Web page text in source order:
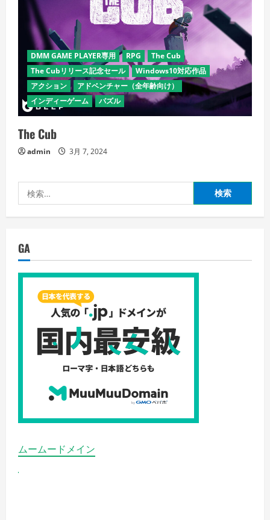
DMM GAME PLAYER専用 RPG
The Cub
The Cubリリース記念セール
Windows10対応作品
アクション
アドベンチャー（全年齢向け）
インディーゲーム
パズル
The Cub
admin 3月 7, 2024
索:
GA
ムームードメイン